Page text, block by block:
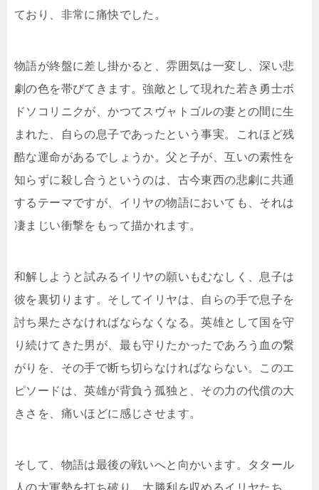
ており、非常に痛快でした。
物語が終盤に差し掛かると、雰囲気は一変し、深い悲
劇の色を帯びてきます。強敵として現れた若き勇士ボ
ドソコリニクが、かつてスヴャトゴルの妻との間に生
まれた、自らの息子であったという事実。これほど残
酷な運命があるでしょうか。父と子が、互いの素性を
知らずに殺し合うというのは、古今東西の悲劇に共通
するテーマですが、イリヤの物語においても、それは
凄まじい衝撃をもって描かれます。
和解しようと試みるイリヤの願いもむなしく、息子は
彼を裏切ります。そしてイリヤは、自らの手で息子を
討ち果たさなければならなくなる。英雄として国を守
り続けてきた男が、最も守りたかったであろう血の繋
がりを、その手で断ち切らなければならない。このエ
ピソードは、英雄が背負う孤独と、その力の代償の大
きさを、痛いほどに感じさせます。
そして、物語は最後の戦いへと向かいます。タタール